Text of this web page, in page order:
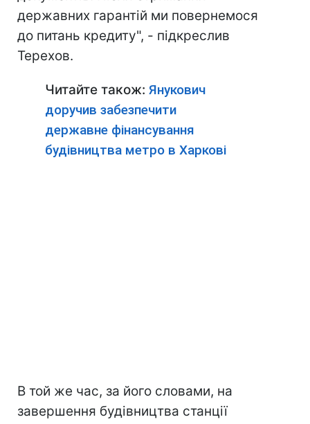
державних гарантій ми повернемося
до питань кредиту", - підкреслив
Терехов.
Читайте також: Янукович
доручив забезпечити
державне фінансування
будівництва метро в Харкові
В той же час, за його словами, на
завершення будівництва станції